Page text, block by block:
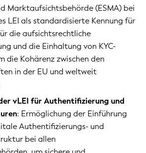
Marktaufsichtsbehörde (ESMA) bei
LEI als standardisierte Kennung für
die aufsichtsrechtliche
und die Einhaltung von KYC-
die Kohärenz zwischen den
in der EU und weltweit
vLEI für Authentifizierung und
: Ermöglichung der Einführung
Authentifizierungs- und
bei allen